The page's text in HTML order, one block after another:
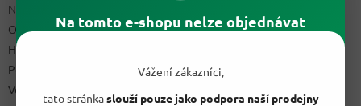
Na tomto e-shopu nelze objednávat
Vážení zákazníci,
tato stránkaslouží pouze jako podpora naší prodejny
Napište nám
Ochrana osobních údajů GDPR
Hodnocení obchodu
Podmínky uplatnění práv z vadného plnění a reklamační řád
Velkoobchod